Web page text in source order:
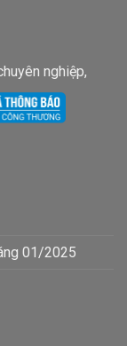
nghiệp,
01/2025